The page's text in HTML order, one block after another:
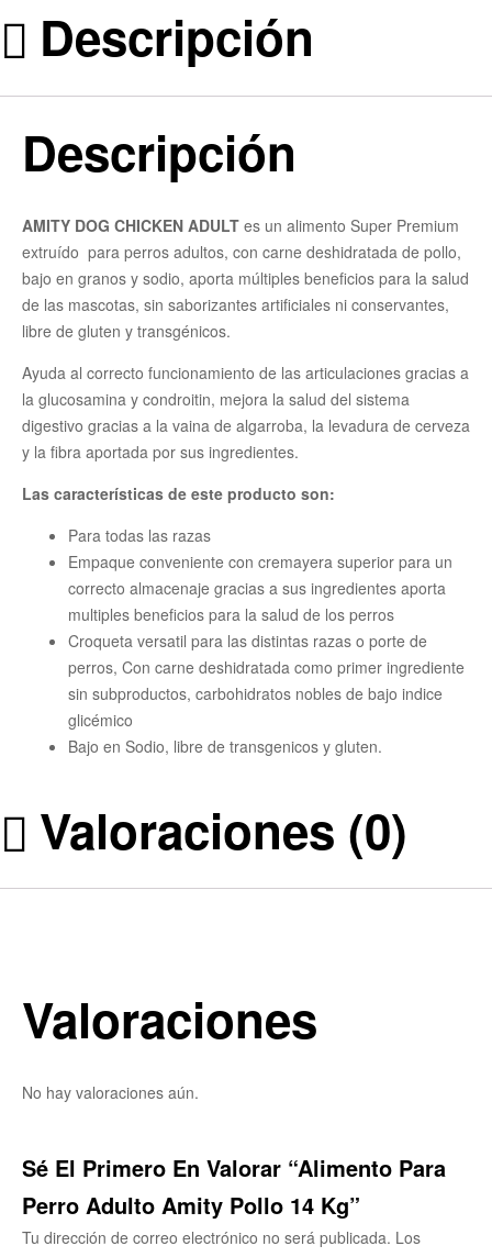
Descripción
Descripción
AMITY DOG CHICKEN ADULT es un alimento Super Premium
extruído para perros adultos, con carne deshidratada de pollo,
bajo en granos y sodio, aporta múltiples beneficios para la salud
de las mascotas, sin saborizantes artificiales ni conservantes,
libre de gluten y transgénicos.
Ayuda al correcto funcionamiento de las articulaciones gracias a
la glucosamina y condroitin, mejora la salud del sistema
digestivo gracias a la vaina de algarroba, la levadura de cerveza
y la fibra aportada por sus ingredientes.
Las características de este producto son:
Para todas las razas
Empaque conveniente con cremayera superior para un
correcto almacenaje gracias a sus ingredientes aporta
multiples beneficios para la salud de los perros
Croqueta versatil para las distintas razas o porte de
perros, Con carne deshidratada como primer ingrediente
sin subproductos, carbohidratos nobles de bajo indice
glicémico
Bajo en Sodio, libre de transgenicos y gluten.
Valoraciones (0)
Valoraciones
No hay valoraciones aún.
Sé El Primero En Valorar “Alimento Para
Perro Adulto Amity Pollo 14 Kg”
Tu dirección de correo electrónico no será publicada. Los